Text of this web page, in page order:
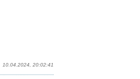
10.04.2024, 20:02:41